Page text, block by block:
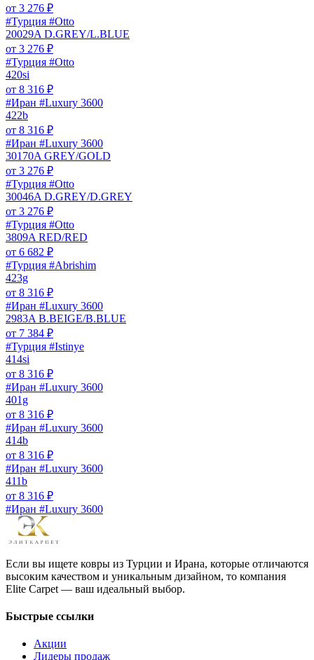
от 3 276 ₽
#Турция #Otto
20029A D.GREY/L.BLUE
от 3 276 ₽
#Турция #Otto
420si
от 8 316 ₽
#Иран #Luxury 3600
422b
от 8 316 ₽
#Иран #Luxury 3600
30170A GREY/GOLD
от 3 276 ₽
#Турция #Otto
30046A D.GREY/D.GREY
от 3 276 ₽
#Турция #Otto
3809A RED/RED
от 6 682 ₽
#Турция #Abrishim
423g
от 8 316 ₽
#Иран #Luxury 3600
2983A B.BEIGE/B.BLUE
от 7 384 ₽
#Турция #Istinye
414si
от 8 316 ₽
#Иран #Luxury 3600
401g
от 8 316 ₽
#Иран #Luxury 3600
414b
от 8 316 ₽
#Иран #Luxury 3600
411b
от 8 316 ₽
#Иран #Luxury 3600
Если вы ищете ковры из Турции и Ирана, которые отличаются
высоким качеством и уникальным дизайном, то компания
Elite Carpet — ваш идеальный выбор.
Быстрые ссылки
Акции
Лидеры продаж